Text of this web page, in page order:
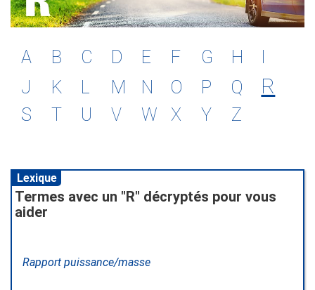
A B C D E F G H
I
J
K L M N O P Q R
S T U V W X Y Z
Lexique
Termes avec un "R" décryptés pour vous
aider
Rapport puissance/masse